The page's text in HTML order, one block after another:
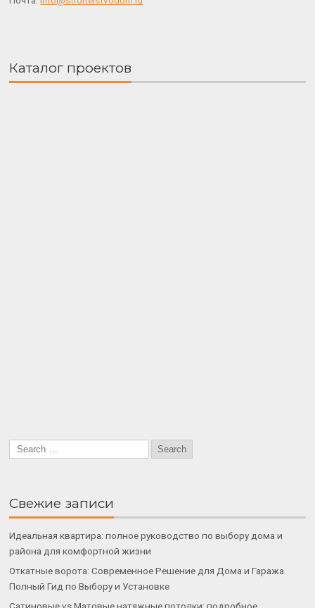
Каталог проектов
Свежие записи
Идеальная квартира: полное руководство по выбору дома и
района для комфортной жизни
Откатные ворота: Современное Решение для Дома и Гаража.
Полный Гид по Выбору и Установке
Сатиновые vs Матовые натяжные потолки: подробное